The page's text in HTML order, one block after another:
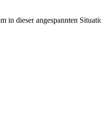
dieser angespannten